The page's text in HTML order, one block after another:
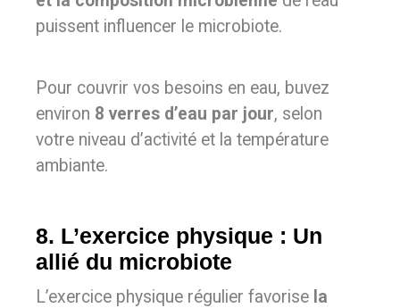
puissent influencer le microbiote.
Pour couvrir vos besoins en eau, buvez
environ 8 verres d’eau par jour, selon
votre niveau d’activité et la température
ambiante.
8. L’exercice physique : Un
allié du microbiote
L’exercice physique régulier favorise la